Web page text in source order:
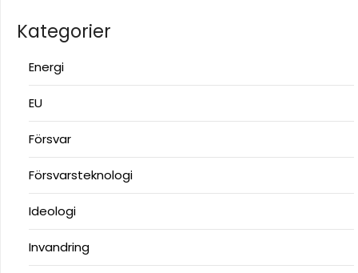
Kategorier
Energi
EU
Försvar
Försvarsteknologi
Ideologi
Invandring